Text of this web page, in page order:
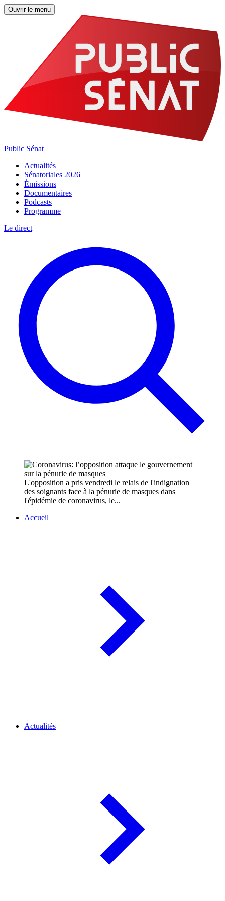
Ouvrir le menu
Public Sénat
Actualités
Sénatoriales 2026
Émissions
Documentaires
Podcasts
Programme
Le direct
L'opposition a pris vendredi le relais de l'indignation
des soignants face à la pénurie de masques dans
l'épidémie de coronavirus, le...
Accueil
Actualités